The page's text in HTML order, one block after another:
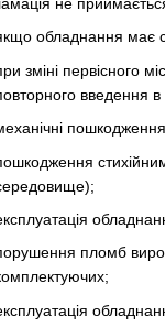
обладнання має
зміні первісного
введення в
пломб